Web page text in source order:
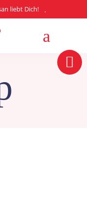
liebt Dich!